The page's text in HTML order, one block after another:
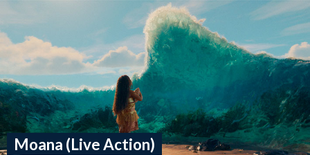
Moana (Live Action)